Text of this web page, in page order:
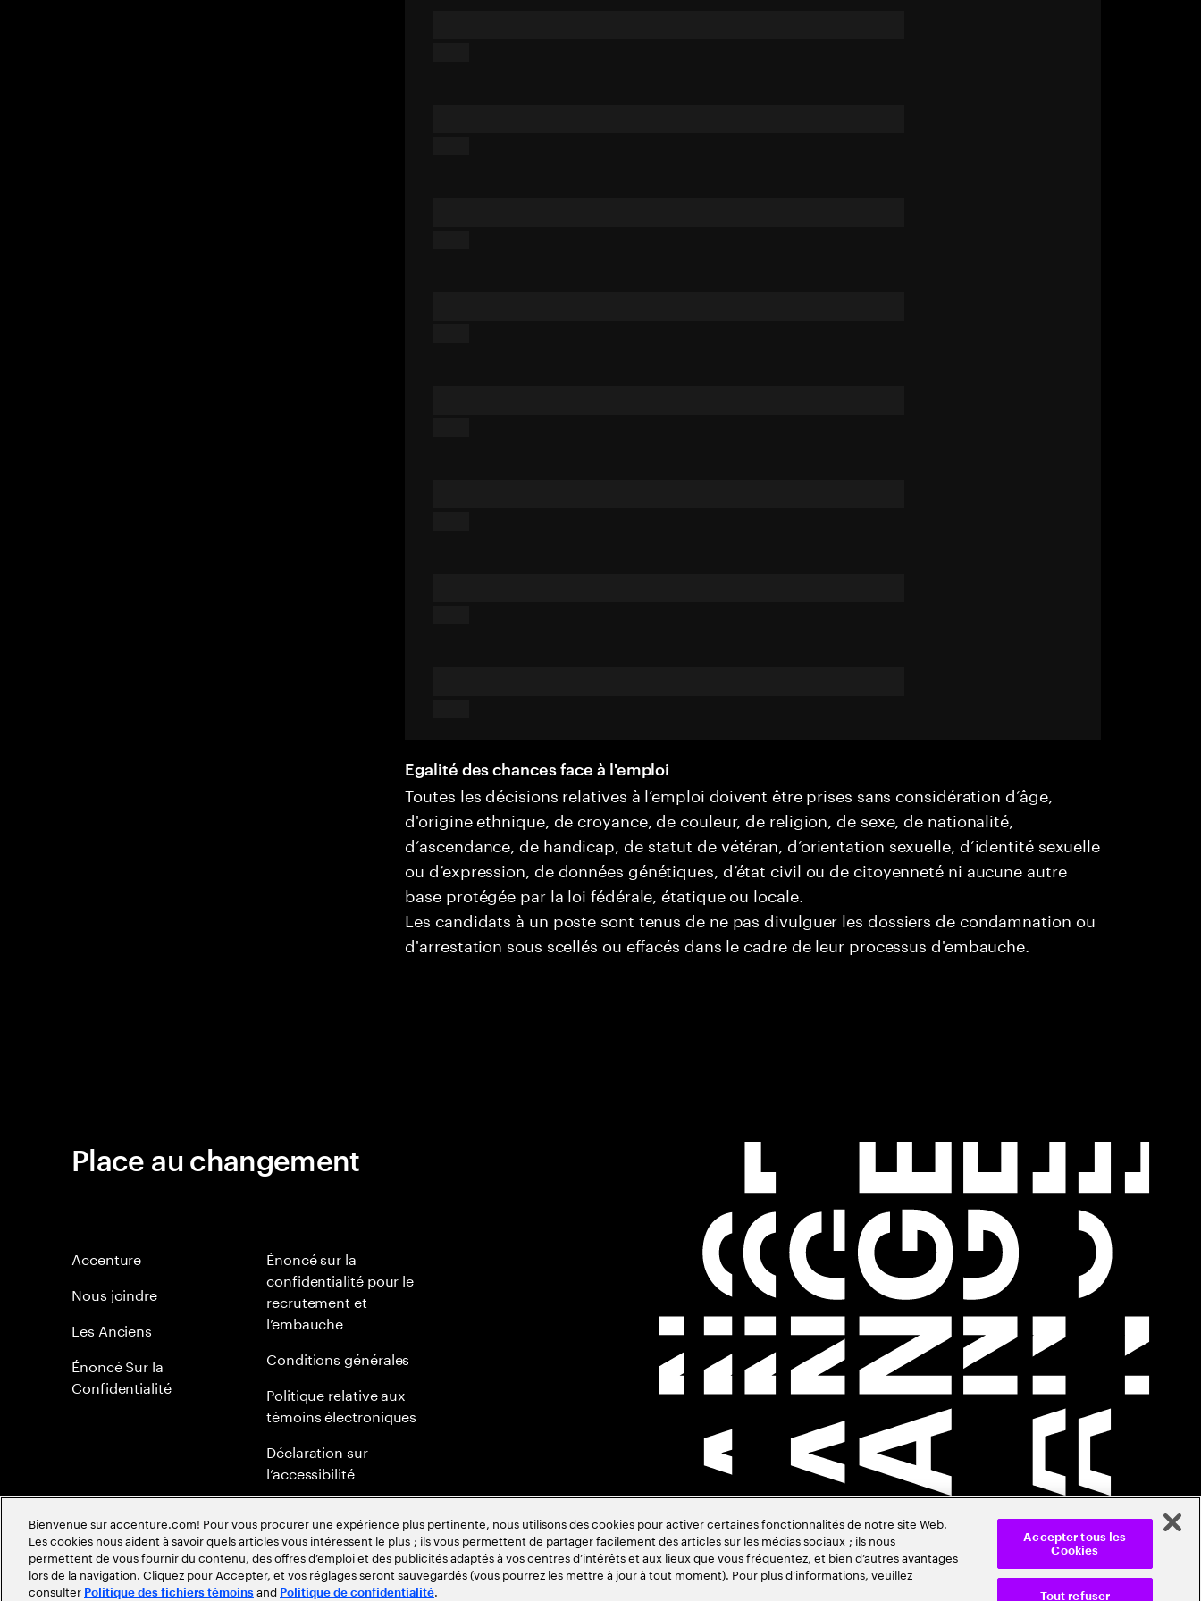
Egalité des chances face à l'emploi
Toutes les décisions relatives à l’emploi doivent être prises sans considération d’âge,
d'origine ethnique, de croyance, de couleur, de religion, de sexe, de nationalité,
d’ascendance, de handicap, de statut de vétéran, d’orientation sexuelle, d’identité sexuelle
ou d’expression, de données génétiques, d’état civil ou de citoyenneté ni aucune autre
base protégée par la loi fédérale, étatique ou locale.
Les candidats à un poste sont tenus de ne pas divulguer les dossiers de condamnation ou
d'arrestation sous scellés ou effacés dans le cadre de leur processus d'embauche.
Place au changement
Accenture
Nous joindre
Les Anciens
Énoncé Sur la
Confidentialité
Énoncé sur la
confidentialité pour le
recrutement et
l’embauche
Conditions générales
Politique relative aux
témoins électroniques
Déclaration sur
l’accessibilité
Politique mondiale de
méritocratie
Bienvenue sur accenture.com! Pour vous procurer une expérience plus pertinente, nous utilisons des cookies pour activer certaines fonctionnalités de notre site Web.
Les cookies nous aident à savoir quels articles vous intéressent le plus ; ils vous permettent de partager facilement des articles sur les médias sociaux ; ils nous
permettent de vous fournir du contenu, des offres d’emploi et des publicités adaptés à vos centres d’intérêts et aux lieux que vous fréquentez, et bien d’autres avantages
lors de la navigation. Cliquez pour Accepter, et vos réglages seront sauvegardés (vous pourrez les mettre à jour à tout moment). Pour plus d’informations, veuillez
consulter Politique des fichiers témoins and Politique de confidentialité. Tout refuser
Accepter tous les
Cookies